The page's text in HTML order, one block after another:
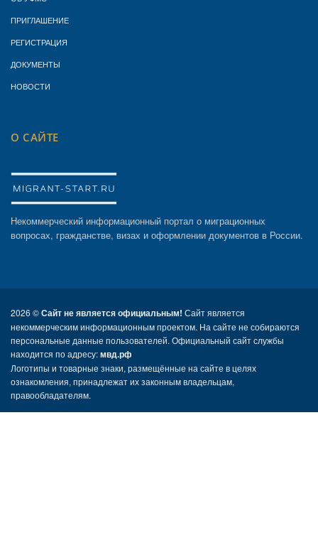
ПРИГЛАШЕНИЕ
РЕГИСТРАЦИЯ
ДОКУМЕНТЫ
НОВОСТИ
О САЙТЕ
Некоммерческий информационный портал о миграционных
вопросах, гражданстве, визах и оформлении документов в России.
2026 ©Сайт не является официальным! Сайт является
некоммерческим информационным проектом. На сайте не собираются
персональные данные пользователей. Официальный сайт службы
находится по адресу:мвд.рф
Логотипы и товарные знаки, размещённые на сайте в целях
ознакомления, принадлежат их законным владельцам,
правообладателям.